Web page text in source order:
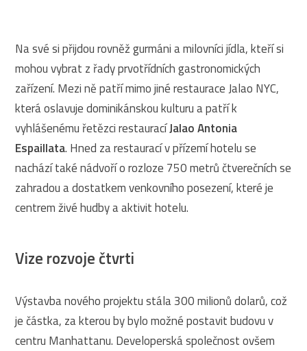
Na své si přijdou rovněž gurmáni a milovníci jídla, kteří si
mohou vybrat z řady prvotřídních gastronomických
zařízení. Mezi ně patří mimo jiné restaurace Jalao NYC,
která oslavuje dominikánskou kulturu a patří k
vyhlášenému řetězci restauracíJalao Antonia
Espaillata. Hned za restaurací v přízemí hotelu se
nachází také nádvoří o rozloze 750 metrů čtverečních se
zahradou a dostatkem venkovního posezení, které je
centrem živé hudby a aktivit hotelu.
Vize rozvoje čtvrti
Výstavba nového projektu stála 300 milionů dolarů, což
je částka, za kterou by bylo možné postavit budovu v
centru Manhattanu. Developerská společnost ovšem